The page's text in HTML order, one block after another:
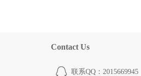
Contact Us
联系QQ：2015669945